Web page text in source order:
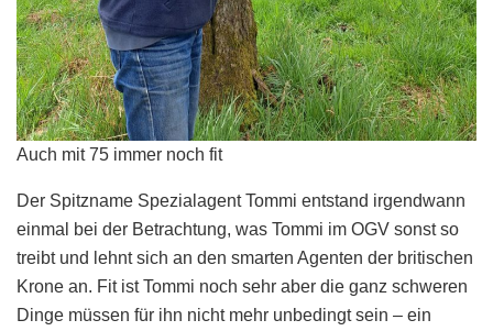
Auch mit 75 immer noch fit
Der Spitzname Spezialagent Tommi entstand irgendwann
einmal bei der Betrachtung, was Tommi im OGV sonst so
treibt und lehnt sich an den smarten Agenten der britischen
Krone an. Fit ist Tommi noch sehr aber die ganz schweren
Dinge müssen für ihn nicht mehr unbedingt sein – ein